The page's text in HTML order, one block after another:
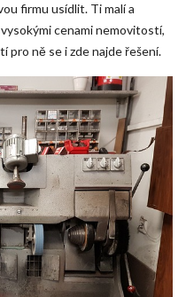
firmu usídlit. Ti malí a
cenami nemovitostí,
pro ně se i zde najde řešení.